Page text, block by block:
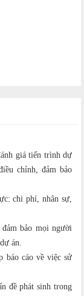
giá tiến trình dự
chỉnh, đảm bảo
chi phí, nhân sự,
bảo mọi người
án.
báo cáo về việc sử
đề phát sinh trong